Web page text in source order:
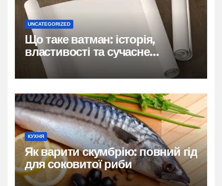
UNCATEGORIZED
Що таке ватман: історія,
властивості та сучасне
застосування
КУХНЯ
Як варити скумбрію: повний гід
для соковитої риби